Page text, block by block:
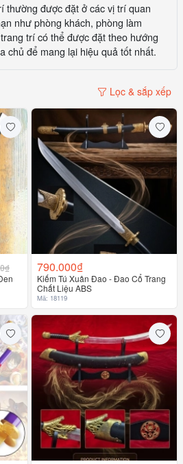
thường được đặt ở các vị trí quan
như phòng khách, phòng làm
trí có thể được đặt theo hướng
chủ để mang lại hiệu quả tốt nhất.
Lọc & sắp xếp
790.000₫
Kiếm Tú Xuân Đao - Đao Cổ Trang
Chất Liệu ABS
Mã: 18119